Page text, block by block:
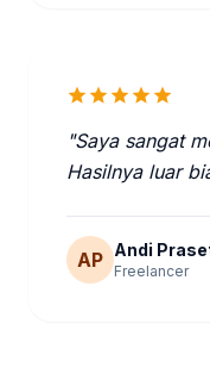
starstarstarstarstar
"Saya sangat
Hasilnya luar
AP Andi
Freelancer